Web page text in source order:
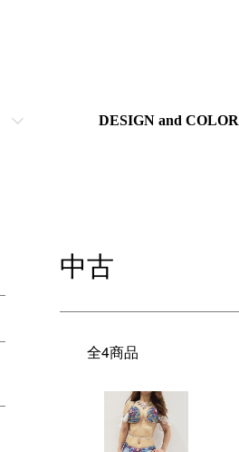
DESIGN and COLOR
中古
全4商品